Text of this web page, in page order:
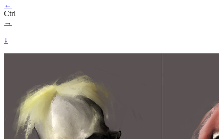
←
Ctrl
→
↓